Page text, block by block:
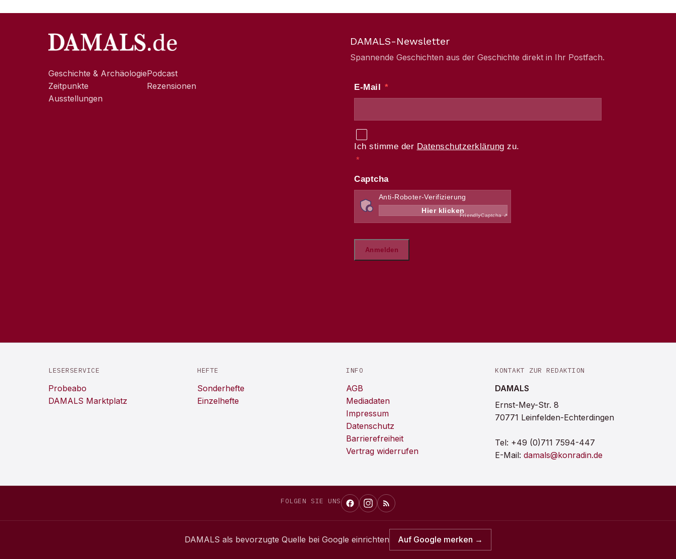
Geschichte & Archäologie
Zeitpunkte
Ausstellungen
Podcast
Rezensionen
DAMALS-Newsletter
Spannende Geschichten aus der Geschichte direkt in Ihr Postfach.
LESERSERVICE
Probeabo
DAMALS Marktplatz
HEFTE
Sonderhefte
Einzelhefte
INFO
AGB
Mediadaten
Impressum
Datenschutz
Barrierefreiheit
Vertrag widerrufen
KONTAKT ZUR REDAKTION
DAMALS
Ernst-Mey-Str. 8
70771 Leinfelden-Echterdingen
Tel: +49 (0)711 7594-447
E-Mail: damals@konradin.de
FOLGEN SIE UNS
DAMALS als bevorzugte Quelle bei Google einrichten Auf Google merken →